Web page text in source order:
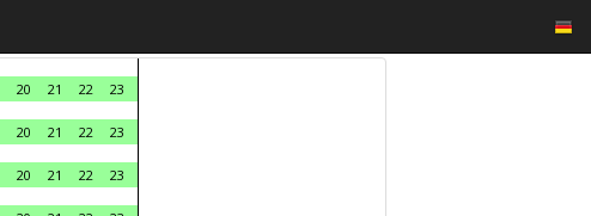
20 21 22
23
20 21 22
23
20 21 22
23